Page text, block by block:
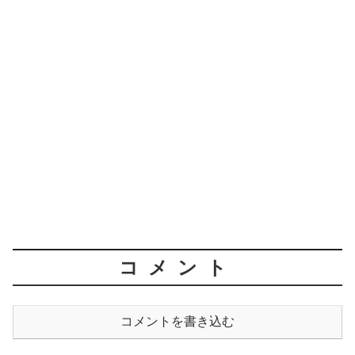
コメント
コメントを書き込む